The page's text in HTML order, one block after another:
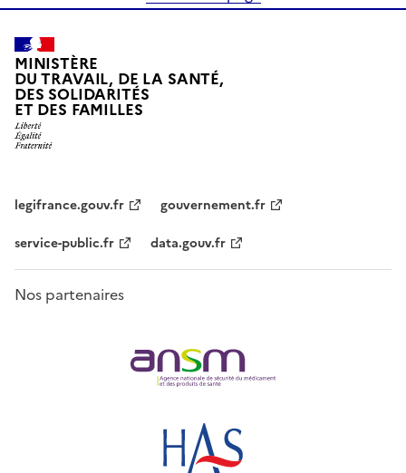
MINISTÈRE
DU TRAVAIL, DE LA SANTÉ,
DES SOLIDARITÉS
ET DES FAMILLES
legifrance.gouv.fr
gouvernement.fr
service-public.fr
data.gouv.fr
Nos partenaires